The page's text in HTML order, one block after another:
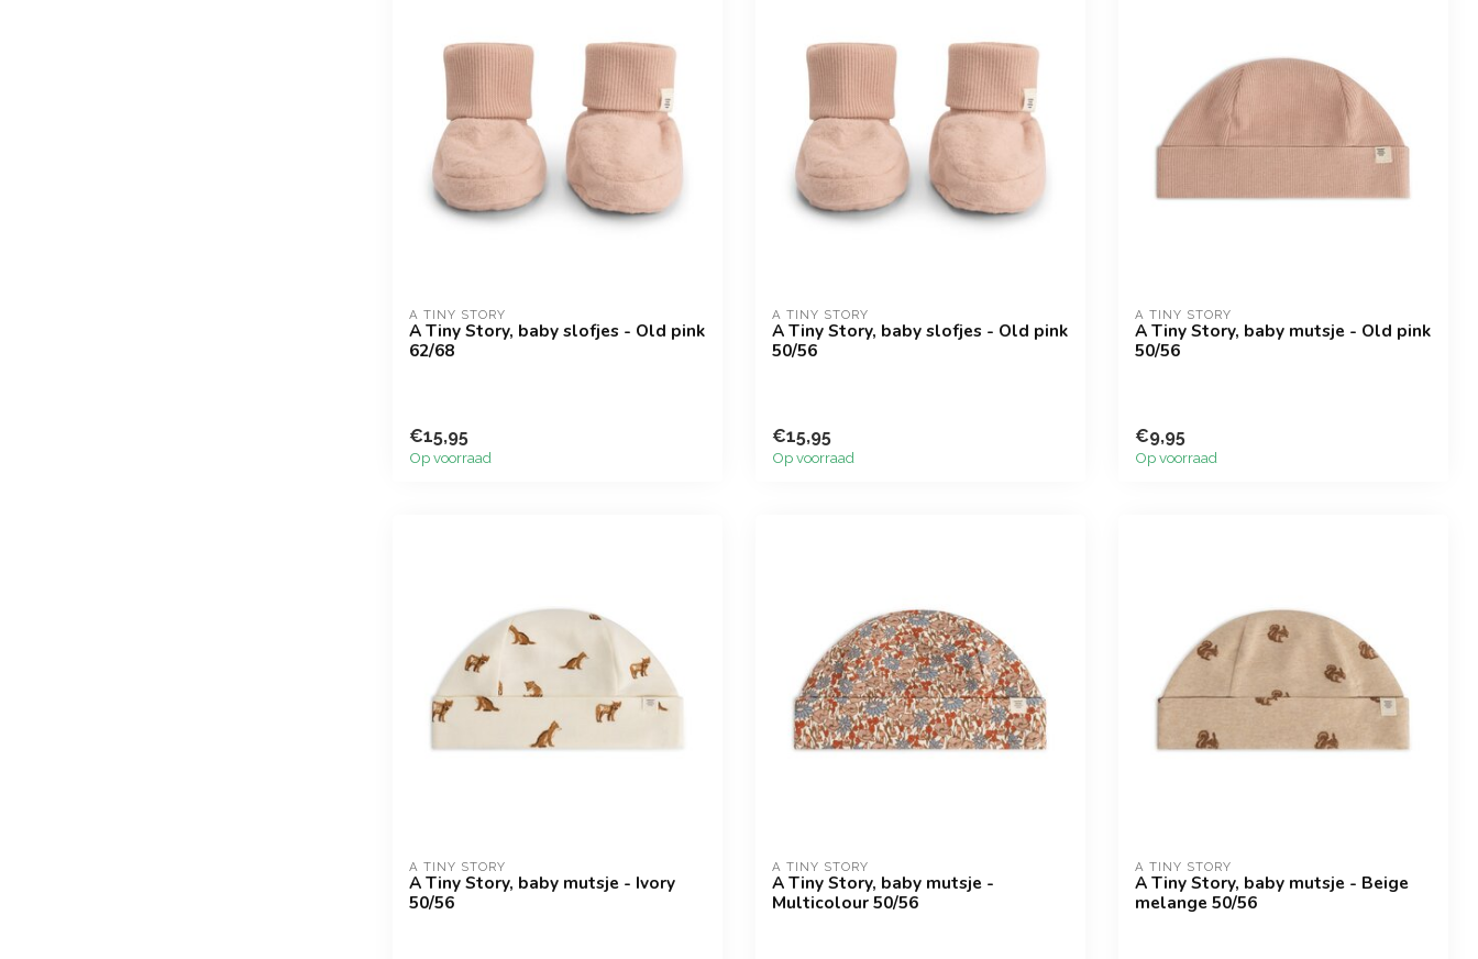
A TINY STORY
A Tiny Story, baby slofjes - Old pink
62/68
€15,95
Op voorraad
A TINY STORY
A Tiny Story, baby slofjes - Old pink
50/56
€15,95
Op voorraad
A TINY STORY
A Tiny Story, baby mutsje - Old pink
50/56
€9,95
Op voorraad
A TINY STORY
A Tiny Story, baby mutsje - Ivory
50/56
A TINY STORY
A Tiny Story, baby mutsje -
Multicolour 50/56
A TINY STORY
A Tiny Story, baby mutsje - Beige
melange 50/56